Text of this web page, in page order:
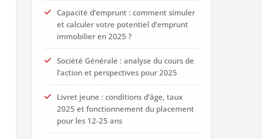
Capacité d’emprunt : comment simuler
et calculer votre potentiel d’emprunt
immobilier en 2025 ?
Société Générale : analyse du cours de
l’action et perspectives pour 2025
Livret jeune : conditions d’âge, taux
2025 et fonctionnement du placement
pour les 12-25 ans